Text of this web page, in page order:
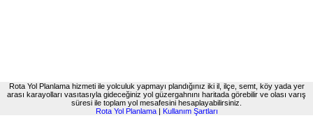
Rota Yol Planlama hizmeti ile yolculuk yapmayı plandığınız iki il, ilçe, semt, köy yada yer
arası karayolları vasıtasıyla gideceğiniz yol güzergahnını haritada görebilir ve olası varış
süresi ile toplam yol mesafesini hesaplayabilirsiniz.
Rota Yol Planlama| Kullanım Şartları